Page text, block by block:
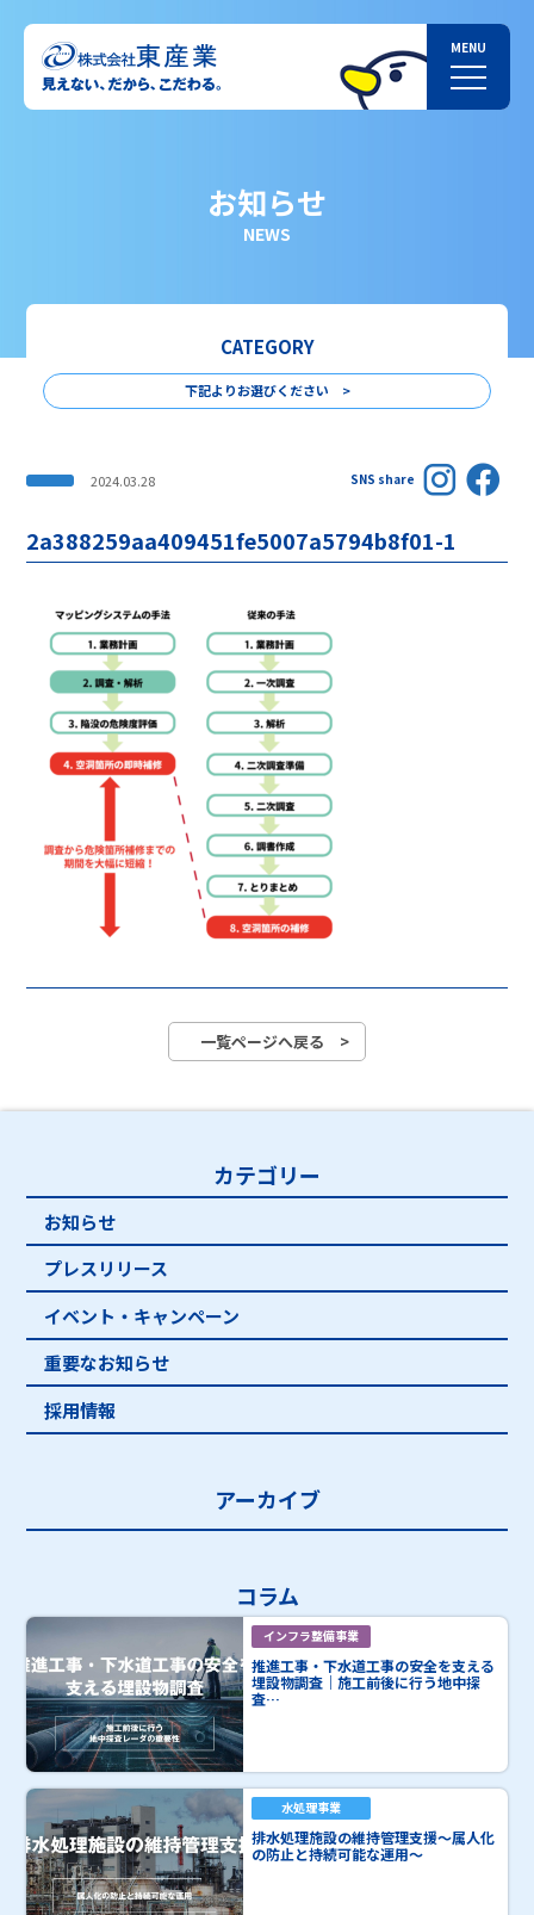
お知らせ
NEWS
CATEGORY
下記よりお選びください >
2024.03.28 SNS share
2a388259aa409451fe5007a5794b8f01-1
一覧ページへ戻る >
カテゴリー
お知らせ
プレスリリース
イベント・キャンペーン
重要なお知らせ
採用情報
アーカイブ
コラム
インフラ整備事業
推進工事・下水道工事の安全を支える
埋設物調査｜施工前後に行う地中探
査…
水処理事業
排水処理施設の維持管理支援～属人化
の防止と持続可能な運用～